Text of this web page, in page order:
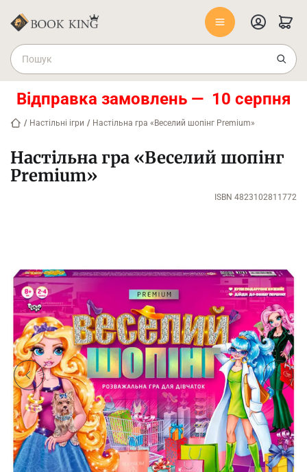
Відправка замовлень — 10 серпня
/ Настільні ігри / Настільна гра «Веселий шопінг Premium»
Настільна гра «Веселий шопінг
Premium»
ISBN 4823102811772